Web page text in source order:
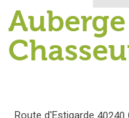
Route d'Estigarde